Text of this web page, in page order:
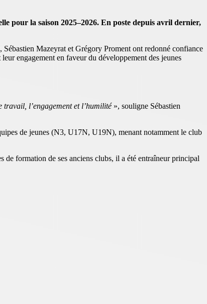
pour la saison 2025–2026. En poste depuis avril dernier,
Mazeyrat et Grégory Proment ont redonné confiance
engagement en faveur du développement des jeunes
travail, l’engagement et l’humilité», souligne Sébastien
de jeunes (N3, U17N, U19N), menant notamment le club
de formation de ses anciens clubs, il a été entraîneur principal